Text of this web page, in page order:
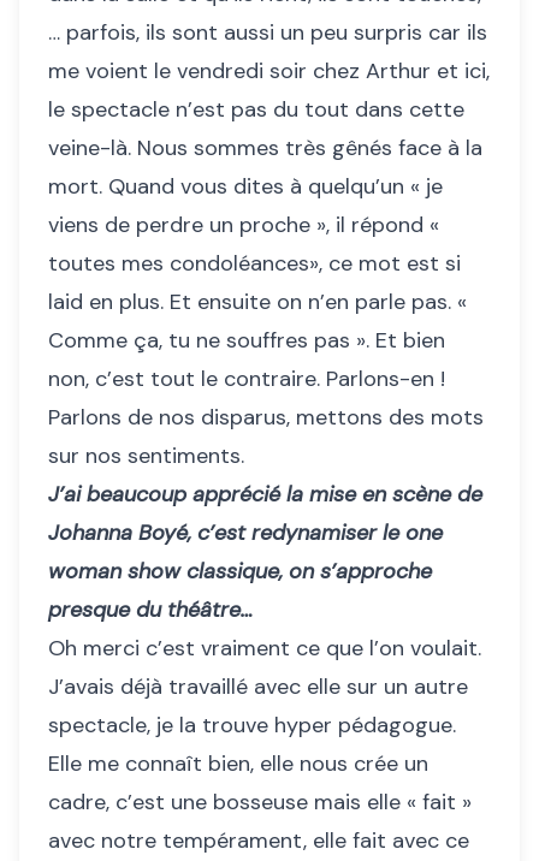
… parfois, ils sont aussi un peu surpris car ils
me voient le vendredi soir chez Arthur et ici,
le spectacle n’est pas du tout dans cette
veine-là. Nous sommes très gênés face à la
mort. Quand vous dites à quelqu’un « je
viens de perdre un proche », il répond «
toutes mes condoléances», ce mot est si
laid en plus. Et ensuite on n’en parle pas. «
Comme ça, tu ne souffres pas ». Et bien
non, c’est tout le contraire. Parlons-en !
Parlons de nos disparus, mettons des mots
sur nos sentiments.
J’ai beaucoup apprécié la mise en scène de
Johanna Boyé, c’est redynamiser le one
woman show classique, on s’approche
presque du théâtre…
Oh merci c’est vraiment ce que l’on voulait.
J’avais déjà travaillé avec elle sur un autre
spectacle, je la trouve hyper pédagogue.
Elle me connaît bien, elle nous crée un
cadre, c’est une bosseuse mais elle « fait »
avec notre tempérament, elle fait avec ce